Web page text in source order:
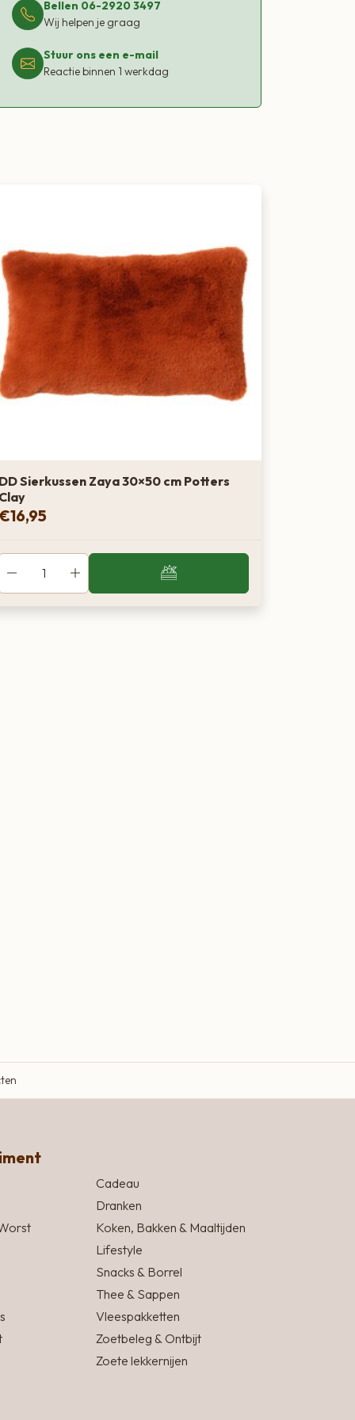
Bellen 06-2920 3497
Wij helpen je graag
Stuur ons een e-mail
Reactie binnen 1 werkdag
Sierkussen Zaya 30×50 cm Potters
16,95
Cadeau
Dranken
Koken, Bakken & Maaltijden
Lifestyle
Snacks & Borrel
Thee & Sappen
Vleespakketten
Zoetbeleg & Ontbijt
Zoete lekkernijen